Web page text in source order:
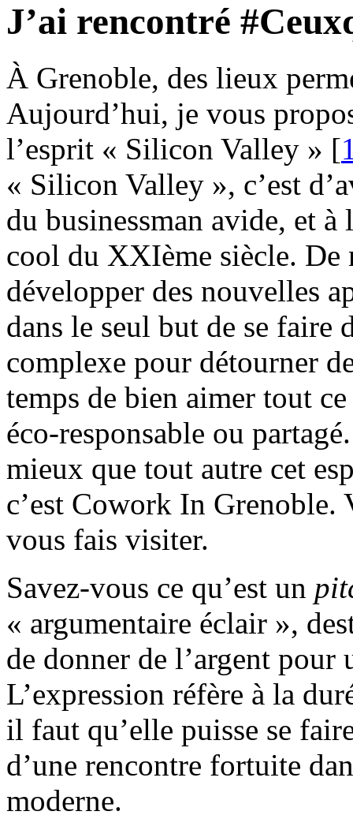
J’ai rencontré
À Grenoble, des lieux
Aujourd’hui, je vous
l’esprit « Silicon Valley » [
« Silicon Valley », c’est
du businessman avide, et
cool du XXIème siècle. De
développer des nouvelles
dans le seul but de se faire
complexe pour détourner
temps de bien aimer tout
éco-responsable ou
mieux que tout autre cet
c’est Cowork In Grenoble.
vous fais visiter.
Savez-vous ce qu’est un
« argumentaire éclair »,
de donner de l’argent
L’expression réfère à la
il faut qu’elle puisse se
d’une rencontre fortuite
moderne.